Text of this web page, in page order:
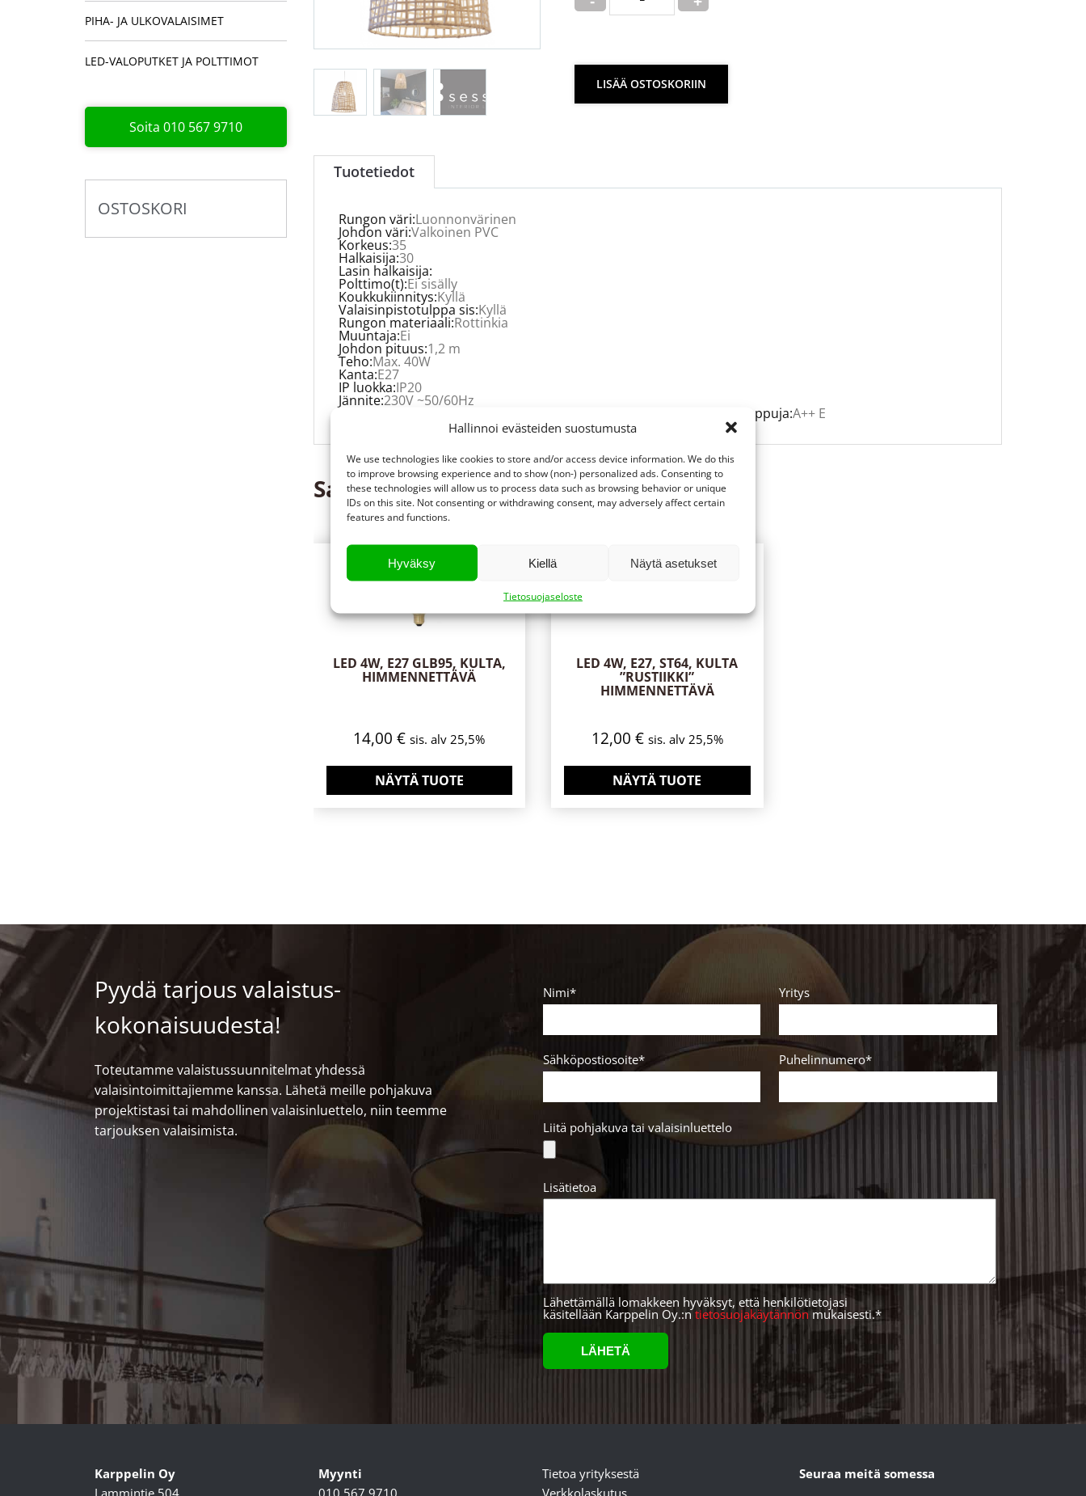
Hallinnoi evästeiden suostumusta
We use technologies like cookies to store and/or access device information. We do this
to improve browsing experience and to show (non-) personalized ads. Consenting to
these technologies will allow us to process data such as browsing behavior or unique
IDs on this site. Not consenting or withdrawing consent, may adversely affect certain
features and functions.
Hyväksy Kiellä Näytä asetukset
Tietosuojaseloste
PIHA- JA ULKOVALAISIMET
LED-VALOPUTKET JA POLTTIMOT
Soita 010 567 9710
OSTOSKORI
LISÄÄ OSTOSKORIIN
Tuotetiedot
Rungon väri:Luonnonvärinen
Johdon väri:Valkoinen PVC
Korkeus:35
Halkaisija:30
Lasin halkaisija:
Polttimo(t):Ei sisälly
Koukkukiinnitys:Kyllä
Valaisinpistotulppa sis:Kyllä
Rungon materiaali:Rottinkia
Muuntaja:Ei
Johdon pituus:1,2 m
Teho:Max. 40W
Kanta:E27
IP luokka:IP20
Jännite:230V ~50/60Hz
Valaisimissa voidaan käyttää seuraaviin energialuokkiin kuuluvia lamppuja:A++ E
Saatat myös pitää...
LED 4W, E27 GLB95, KULTA,
HIMMENNETTÄVÄ
14,00€ sis. alv 25,5%
NÄYTÄ TUOTE
LED 4W, E27, ST64, KULTA
”RUSTIIKKI”
HIMMENNETTÄVÄ
12,00 € sis. alv 25,5%
NÄYTÄ TUOTE
Pyydä tarjous valaistus­
kokonaisuudesta!
Toteutamme valaistussuunnitelmat yhdessä
valaisintoimittajiemme kanssa. Lähetä meille pohjakuva
projektistasi tai mahdollinen valaisinluettelo, niin teemme
tarjouksen valaisimista.
Nimi*
Sähköpostiosoite*
Yritys
Puhelinnumero*
Liitä pohjakuva tai valaisinluettelo
Lisätietoa
Lähettämällä lomakkeen hyväksyt, että henkilötietojasi
käsitellään Karppelin Oy.:ntietosuojakäytännön mukaisesti.*
Karppelin Oy
Lammintie 504,
Myynti
010 567 9710
Tietoa yrityksestä
Verkkolaskutus
Seuraa meitä somessa